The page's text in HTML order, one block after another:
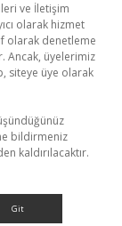
ve İletişim
olarak hizmet
olarak denetleme
Ancak, üyelerimiz
siteye üye olarak
bildirmeniz
kaldırılacaktır.